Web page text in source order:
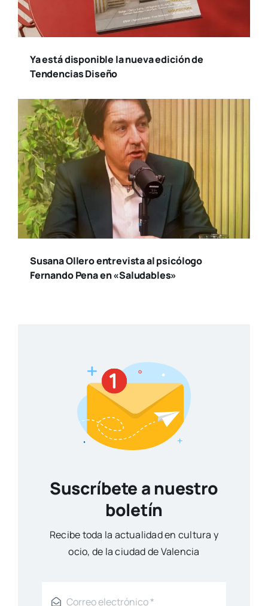
Ya está disponible la nueva edición de
Tendencias Diseño
Susana Ollero entrevista al psicólogo
Fernando Pena en «Saludables»
Suscríbete a nuestro
boletín
Reci­be toda la actua­li­dad en cul­tu­ra y
ocio, de la ciu­dad de Valen­cia